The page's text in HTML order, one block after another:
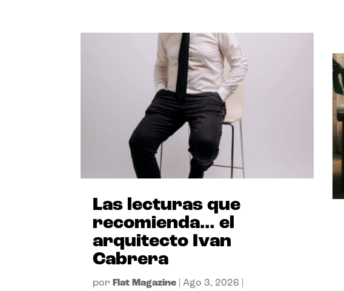
Las lecturas que
recomienda… el
arquitecto Ivan
Cabrera
por Flat Magazine |Ago 3, 2026